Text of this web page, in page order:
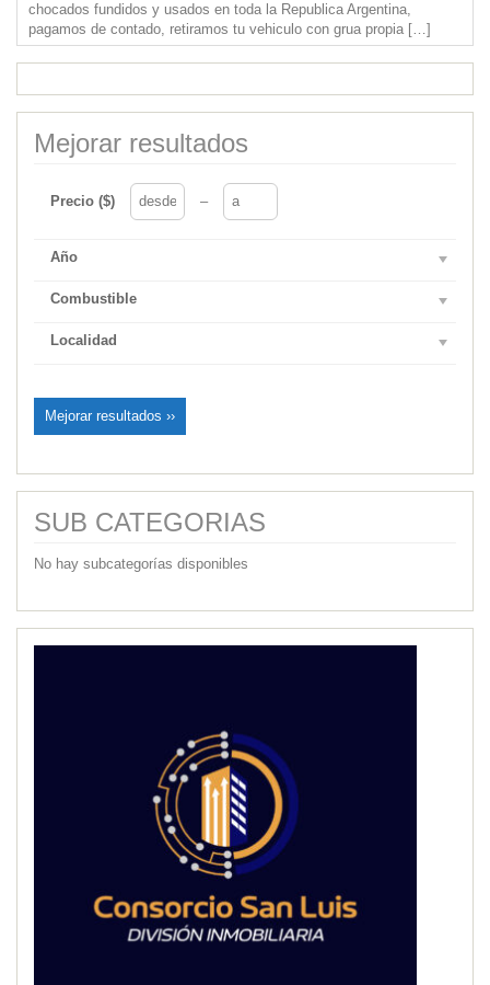
chocados fundidos y usados en toda la Republica Argentina,
pagamos de contado, retiramos tu vehiculo con grua propia […]
Mejorar resultados
Precio ($) –
Año
Combustible
Localidad
Mejorar resultados ››
SUB CATEGORIAS
No hay subcategorías disponibles